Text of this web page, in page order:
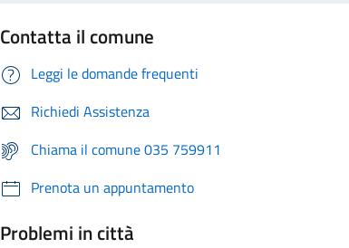
Contatta il comune
Leggi le domande frequenti
Richiedi Assistenza
Chiama il comune 035 759911
Prenota un appuntamento
Problemi in città